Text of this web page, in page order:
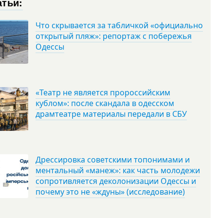
Что скрывается за табличкой «официально
открытый пляж»: репортаж с побережья
Одессы
«Театр не является пророссийским
кублом»: после скандала в одесском
драмтеатре материалы передали в СБУ
Дрессировка советскими топонимами и
ментальный «манеж»: как часть молодежи
сопротивляется деколонизации Одессы и
почему это не «ждуны» (исследование)